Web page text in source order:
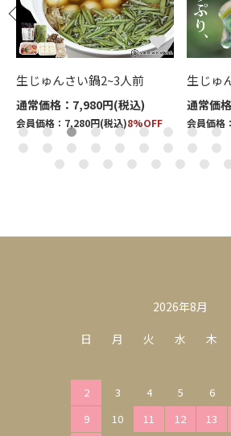
生じゅんさい500g
通常価格：3,190円(税込)
会員価格：2,840円(税込)10%OFF
【特選
通常価
会員価格
2026年8月
日
月 火 水 木
2
3 4 5 6
9
10 11 12 13